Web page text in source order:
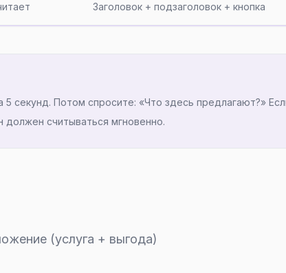
Заголовок + подзаголовок + кнопка
секунд. Потом спросите: «Что здесь предлагают?»
считываться мгновенно.
(услуга + выгода)